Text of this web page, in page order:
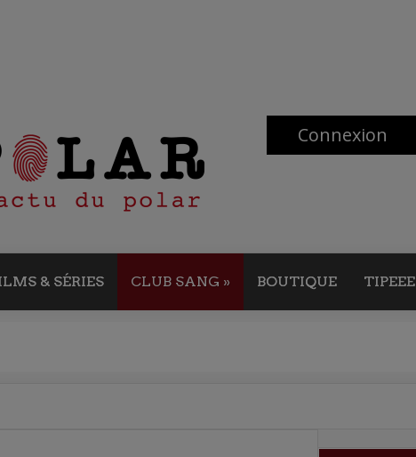
Connexion
& SÉRIES CLUB SANG » BOUTIQUE TIPEEE